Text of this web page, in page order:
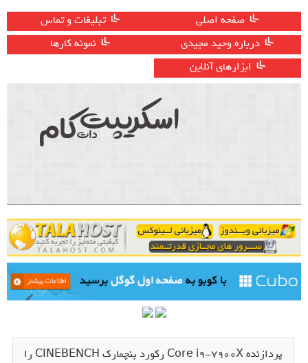
صفحه اصلی
تبلیغات و تماس
درباره وحید مجیدی
نمونه کارها
ابزارهای آنلاین
پردازنده Core i9-7900X رکورد بنچمارک CINEBENCH را